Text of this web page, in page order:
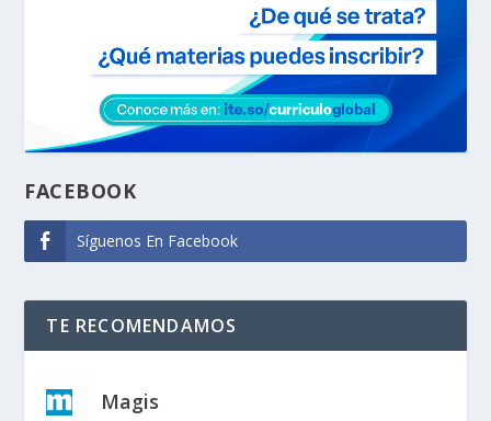
FACEBOOK
Síguenos En Facebook
TE RECOMENDAMOS
Magis